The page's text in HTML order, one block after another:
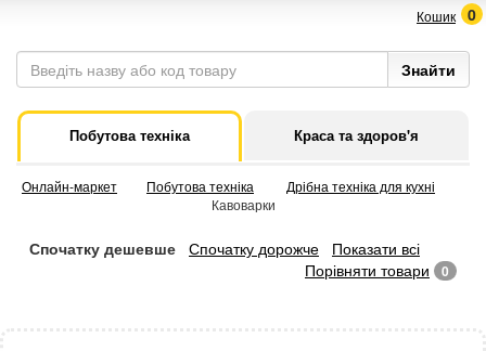
Кошик 0
Побутова техніка Краса та здоров'я
Онлайн-маркет Побутова техніка
Дрібна техніка для кухні
Кавоварки
Спочатку дешевше Спочатку дорожче
Показати всі
Порівняти товари
0